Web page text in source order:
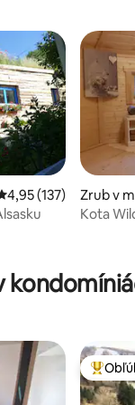
169
4,95 (137)
Zrub v
Kota